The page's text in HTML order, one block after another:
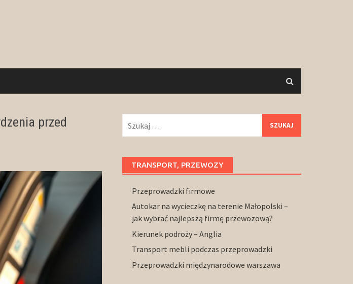
przed
TRANSPORT, PRZEWOZY
Przeprowadzki firmowe
Autokar na wycieczkę na terenie Małopolski –
jak wybrać najlepszą firmę przewozową?
Kierunek podroży – Anglia
Transport mebli podczas przeprowadzki
Przeprowadzki międzynarodowe warszawa